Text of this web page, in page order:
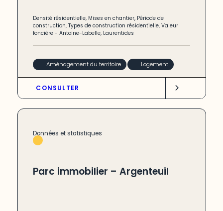
Densité résidentielle, Mises en chantier, Période de
construction,Types de construction résidentielle,Valeur
foncière -Antoine-Labelle, Laurentides
Aménagement du territoire Logement
CONSULTER
Données et statistiques
Parc immobilier – Argenteuil